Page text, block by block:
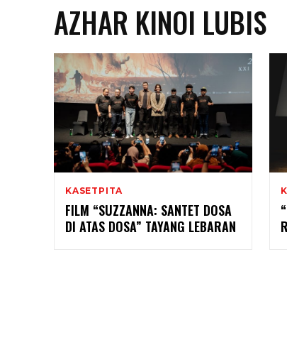
AZHAR KINOI LUBIS
KASETPITA
FILM “SUZZANNA: SANTET DOSA
DI ATAS DOSA” TAYANG LEBARAN